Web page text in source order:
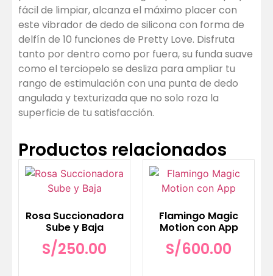
fácil de limpiar, alcanza el máximo placer con
este vibrador de dedo de silicona con forma de
delfín de 10 funciones de Pretty Love. Disfruta
tanto por dentro como por fuera, su funda suave
como el terciopelo se desliza para ampliar tu
rango de estimulación con una punta de dedo
angulada y texturizada que no solo roza la
superficie de tu satisfacción.
Productos relacionados
Rosa Succionadora
Sube y Baja
S/250.00
Flamingo Magic
Motion con App
S/600.00